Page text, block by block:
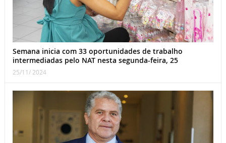
Semana inicia com 33 oportunidades de trabalho
intermediadas pelo NAT nesta segunda-feira, 25
25/11/ 2024